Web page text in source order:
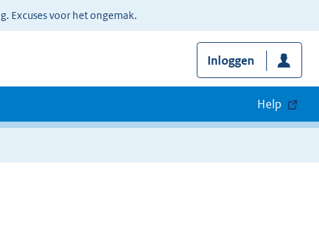
Excuses voor het ongemak.
Inloggen
Help